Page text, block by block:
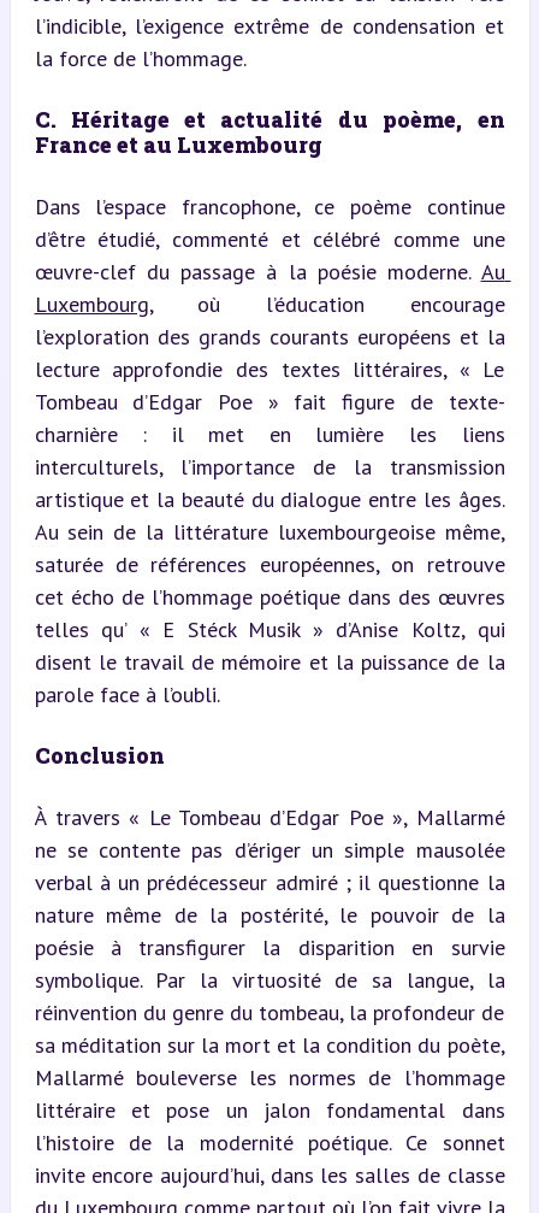
l’indicible, l’exigence extrême de condensation et
la force de l’hommage.
C. Héritage et actualité du poème, en
France et au Luxembourg
Dans l’espace francophone, ce poème continue
d’être étudié, commenté et célébré comme une
œuvre-clef du passage à la poésie moderne. Au
Luxembourg, où l’éducation encourage
l’exploration des grands courants européens et la
lecture approfondie des textes littéraires, « Le
Tombeau d’Edgar Poe » fait figure de texte-
charnière : il met en lumière les liens
interculturels, l’importance de la transmission
artistique et la beauté du dialogue entre les âges.
Au sein de la littérature luxembourgeoise même,
saturée de références européennes, on retrouve
cet écho de l’hommage poétique dans des œuvres
telles qu’ « E Stéck Musik » d’Anise Koltz, qui
disent le travail de mémoire et la puissance de la
parole face à l’oubli.
Conclusion
À travers « Le Tombeau d’Edgar Poe », Mallarmé
ne se contente pas d’ériger un simple mausolée
verbal à un prédécesseur admiré ; il questionne la
nature même de la postérité, le pouvoir de la
poésie à transfigurer la disparition en survie
symbolique. Par la virtuosité de sa langue, la
réinvention du genre du tombeau, la profondeur de
sa méditation sur la mort et la condition du poète,
Mallarmé bouleverse les normes de l’hommage
littéraire et pose un jalon fondamental dans
l’histoire de la modernité poétique. Ce sonnet
invite encore aujourd’hui, dans les salles de classe